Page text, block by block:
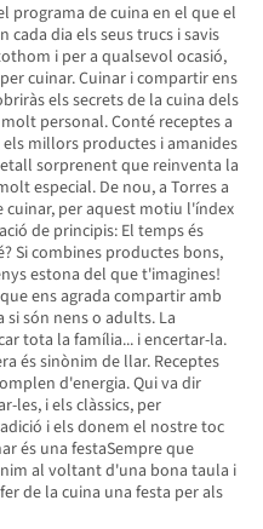
programa de cuina en el que el
cada dia els seus trucs i savis
i per a qualsevol ocasió,
cuinar. Cuinar i compartir ens
els secrets de la cuina dels
personal. Conté receptes a
millors productes i amanides
sorprenent que reinventa la
especial. De nou, a Torres a
per aquest motiu l'índex
de principis: El temps és
Si combines productes bons,
estona del que t'imagines!
ens agrada compartir amb
són nens o adults. La
tota la família... i encertar-la.
és sinònim de llar. Receptes
d'energia. Qui va dir
les, i els clàssics, per
i els donem el nostre toc
és una festaSempre que
al voltant d'una bona taula i
de la cuina una festa per als